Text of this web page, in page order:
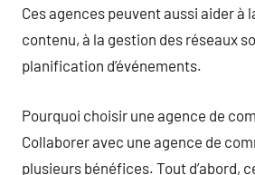
Ces agences peuvent aussi aider à
contenu, à la gestion des réseaux
planification d’événements.
Pourquoi choisir une agence de
Collaborer avec une agence de
plusieurs bénéfices. Tout d’abord,